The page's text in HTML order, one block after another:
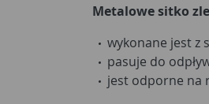
Metalowe sitko
wykonane jest z
pasuje do
jest odporne na